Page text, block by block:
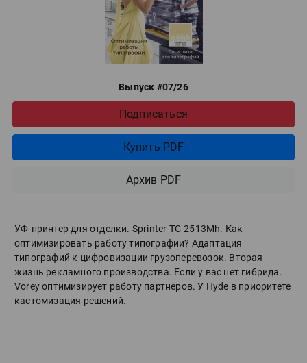
Выпуск #07/26
Подписаться
Купить PDF
Архив PDF
УФ-принтер для отделки. Sprinter ТС-2513Mh. Как
оптимизировать работу типографии? Адаптация
типографий к цифровизации грузоперевозок. Вторая
жизнь рекламного производства. Если у вас нет гибрида.
Vorey оптимизирует работу партнеров. У Hyde в приоритете
кастомизация решений.